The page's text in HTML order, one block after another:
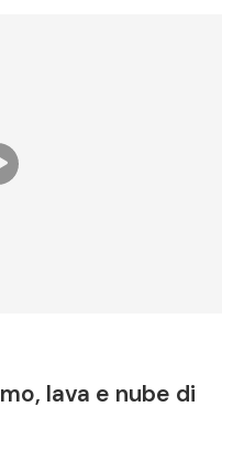
lava e nube di